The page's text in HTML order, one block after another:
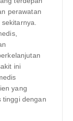
perawatan
ini
yang
tinggi dengan